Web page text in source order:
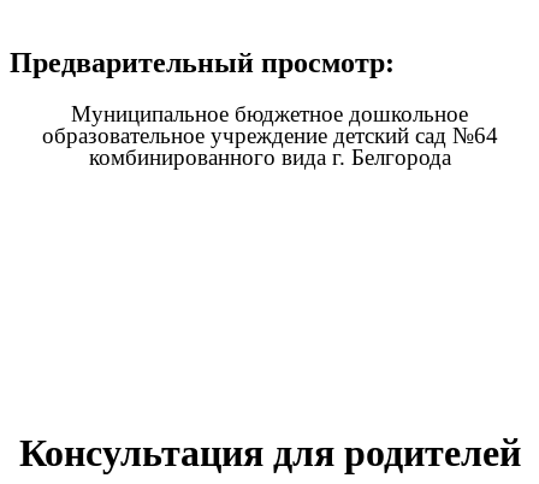
Предварительный просмотр:
Муниципальное бюджетное дошкольное
образовательное учреждение детский сад №64
комбинированного вида г. Белгорода
Консультация для родителей